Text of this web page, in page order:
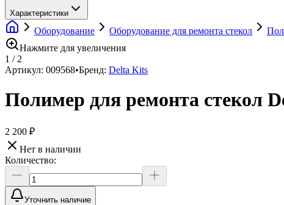
Характеристики
Оборудование Оборудование для ремонта стекол
Нажмите для увеличения
1 / 2
Артикул: 009568•Бренд: Delta Kits
Полимер для ремонта стекол
2 200 ₽
Нет в наличии
Количество:
Уточнить наличие